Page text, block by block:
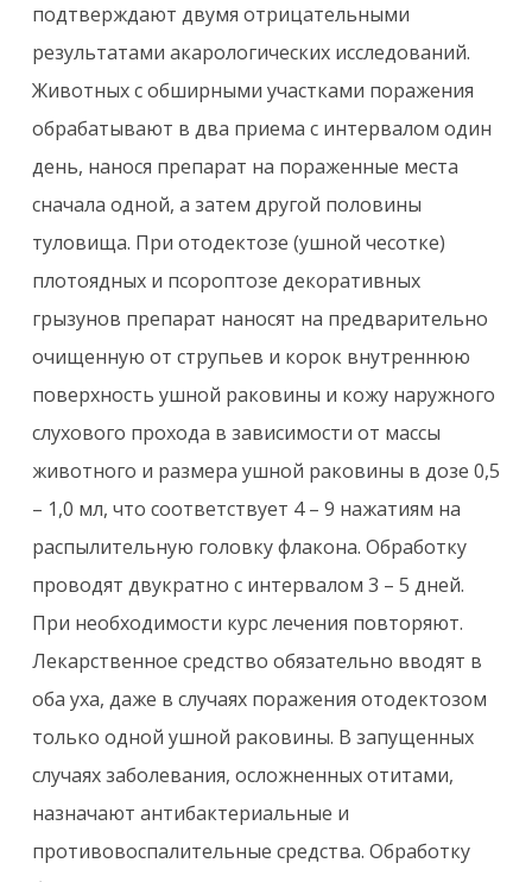
подтверждают двумя отрицательными
результатами акарологических исследований.
Животных с обширными участками поражения
обрабатывают в два приема с интервалом один
день, нанося препарат на пораженные места
сначала одной, а затем другой половины
туловища. При отодектозе (ушной чесотке)
плотоядных и псороптозе декоративных
грызунов препарат наносят на предварительно
очищенную от струпьев и корок внутреннюю
поверхность ушной раковины и кожу наружного
слухового прохода в зависимости от массы
животного и размера ушной раковины в дозе 0,5
– 1,0 мл, что соответствует 4 – 9 нажатиям на
распылительную головку флакона. Обработку
проводят двукратно с интервалом 3 – 5 дней.
При необходимости курс лечения повторяют.
Лекарственное средство обязательно вводят в
оба уха, даже в случаях поражения отодектозом
только одной ушной раковины. В запущенных
случаях заболевания, осложненных отитами,
назначают антибактериальные и
противовоспалительные средства. Обработку